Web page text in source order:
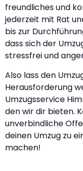
freundliches und
jederzeit mit Rat
bis zur
dass sich der
stressfrei und
Also lass den
Herausforderung
Umzugsservice
den wir dir bieten.
unverbindliche
deinen Umzug zu
machen!